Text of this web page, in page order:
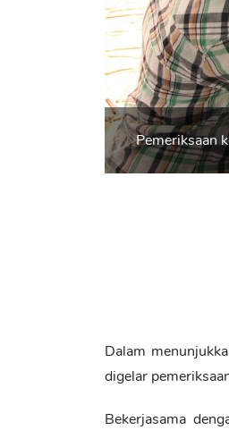
Pemeriksaan
Dalam
digelar
Bekerjasama